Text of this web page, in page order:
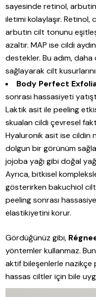
sayesinde retinol,
iletimi kolaylaşır.
arbutin cilt tonunu
azaltır. MAP ise cildi
destekler. Bu adım,
sağlayarak cilt
Body Perfect
sonrası hassasiyeti
Laktik asit ile peeling
skualan cildi çevresel
Hyaluronik asit ise cildin
dolgun bir görünüm
jojoba yağı gibi doğal
Ayrıca, bitkisel
gösterirken bakuchiol cilt
peeling sonrası
elastikiyetini korur.
Gördüğünüz gibi,
yöntemler kullanmaz.
aktif bileşenlerle nazikçe
hassas ciltler için bile